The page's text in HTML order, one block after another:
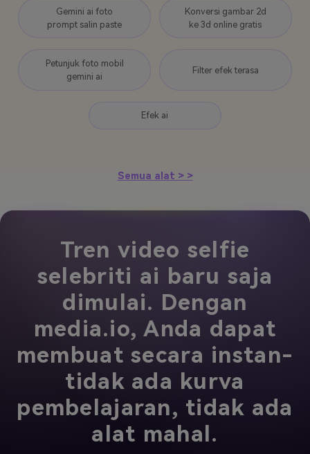
Gemini ai foto
prompt salin paste
Konversi gambar 2d
ke 3d online gratis
Petunjuk foto mobil
gemini ai
Filter efek terasa
Efek ai
Semua alat > >
Tren video selfie
selebriti ai baru saja
dimulai. Dengan
media.io, Anda dapat
membuat secara instan-
tidak ada kurva
pembelajaran, tidak ada
alat mahal.